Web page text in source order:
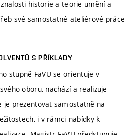
historie a teorie umění a
své samostatné ateliérové práce
S PŘÍKLADY
stupně FaVU se orientuje v
oboru, nachází a realizuje
je prezentovat samostatně na
i v rámci nabídky k